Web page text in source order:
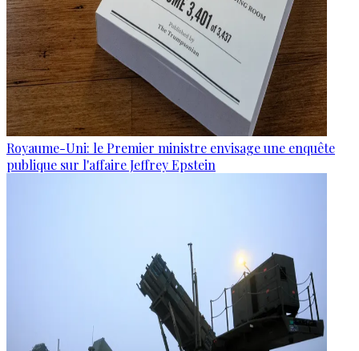
Royaume-Uni: le Premier ministre envisage une enquête
publique sur l'affaire Jeffrey Epstein